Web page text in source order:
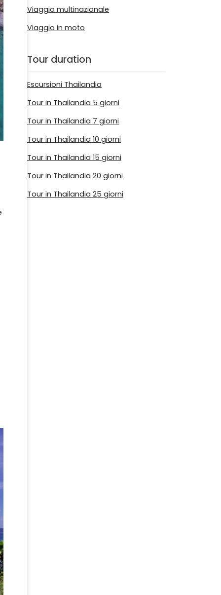
Viaggio multinazionale
Viaggio in moto
Tour duration
Escursioni Thailandia
Tour in Thailandia 5 giorni
Tour in Thailandia 7 giorni
Tour in Thailandia 10 giorni
Tour in Thailandia 15 giorni
Tour in Thailandia 20 giorni
Tour in Thailandia 25 giorni